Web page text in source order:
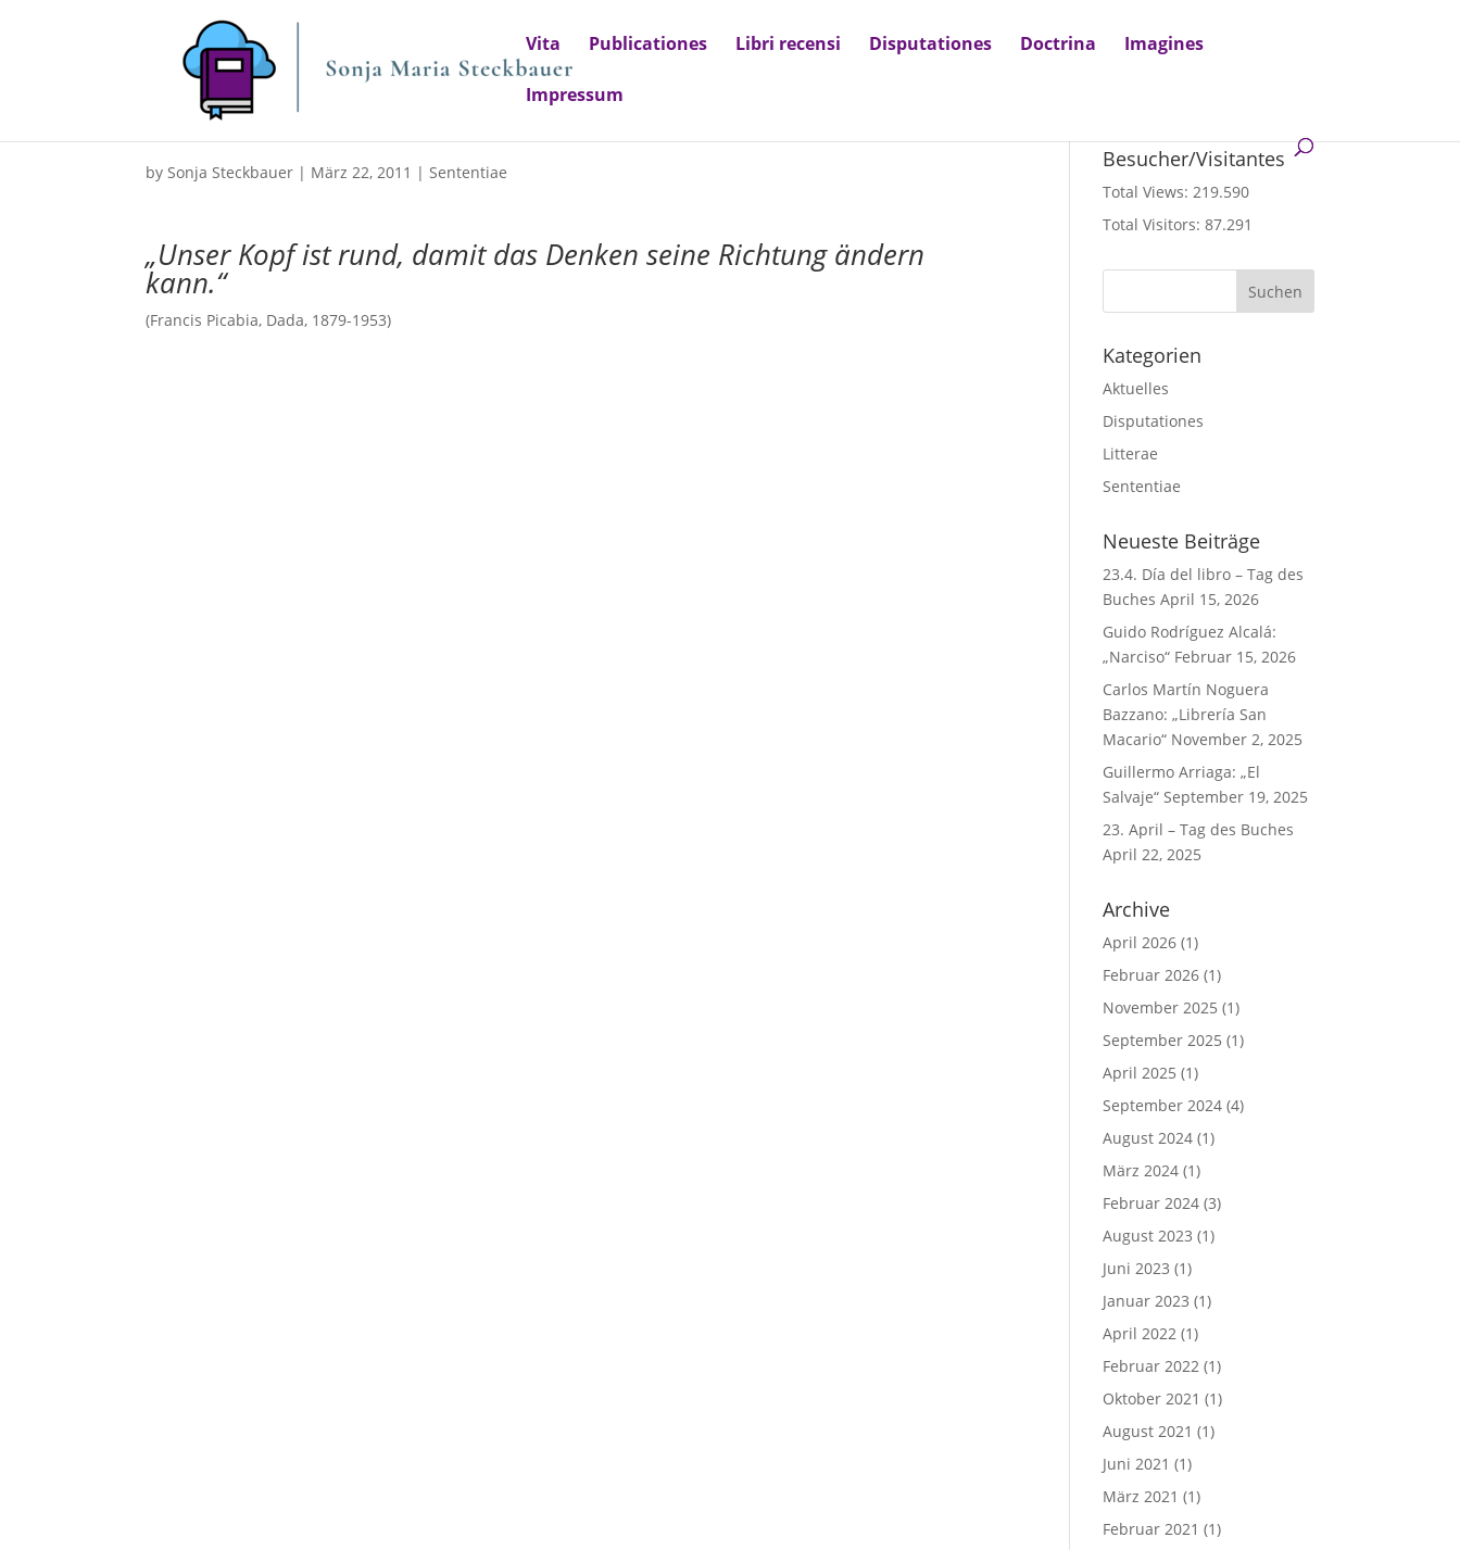
Vita Publicationes Libri recensi Disputationes Doctrina Imagines
Impressum
bySonja Steckbauer | März 22, 2011 |Sententiae
„Unser Kopf ist rund, damit das Denken seine Richtung ändern
kann.“
(Francis Picabia, Dada, 1879-1953)
Besucher/Visitantes
Total Views:219.590
Total Visitors:87.291
Kategorien
Aktuelles
Disputationes
Litterae
Sententiae
Neueste Beiträge
23.4. Día del libro – Tag des
Buches April 15, 2026
Guido Rodríguez Alcalá:
„Narciso“ Februar 15, 2026
Carlos Martín Noguera
Bazzano: „Librería San
Macario“ November 2, 2025
Guillermo Arriaga: „El
Salvaje“ September 19, 2025
23. April – Tag des Buches
April 22, 2025
Archive
April 2026 (1)
Februar 2026 (1)
November 2025 (1)
September 2025 (1)
April 2025 (1)
September 2024 (4)
August 2024 (1)
März 2024 (1)
Februar 2024 (3)
August 2023 (1)
Juni 2023 (1)
Januar 2023 (1)
April 2022 (1)
Februar 2022 (1)
Oktober 2021 (1)
August 2021 (1)
Juni 2021 (1)
März 2021 (1)
Februar 2021 (1)